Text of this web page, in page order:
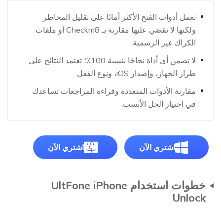
تعمل أدوات الفتح الأكثر أمانًا على تقليل المخاطر
ولكنها لا تقضي عليها مقارنة بـ Checkm8 أو ملفات
الكراك غير الرسمية.
لا تضمن أي أداة نجاحًا بنسبة 100٪؛ تعتمد النتائج على
طراز الجهاز، وإصدار iOS، ونوع القفل.
مقارنة الأدوات المتعددة وقراءة المراجعات تساعدك
في اختيار الحل الأنسب.
اشتري الآن اشتري الآن
خطوات استخدام UltFone iPhone
Unlock